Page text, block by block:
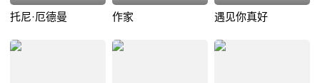
托尼·厄德曼 作家 遇见你真好